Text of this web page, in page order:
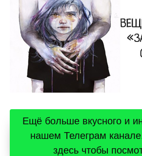
Ещё больше вкусного и
нашем Телеграм
здесь чтобы